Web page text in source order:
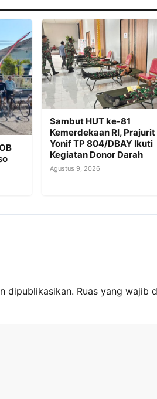
Sambut HUT ke-81
Kemerdekaan RI, Prajurit
Yonif TP 804/DBAY Ikuti
Kegiatan Donor Darah
Agustus 9, 2026
dipublikasikan. Ruas yang wajib